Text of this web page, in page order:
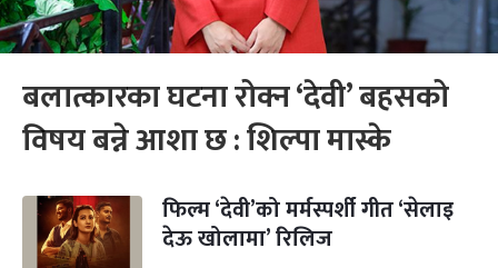
बलात्कारका घटना रोक्न ‘देवी’ बहसको
विषय बन्ने आशा छ : शिल्पा मास्के
फिल्म ‘देवी’को मर्मस्पर्शी गीत ‘सेलाइ
देऊ खोलामा’ रिलिज